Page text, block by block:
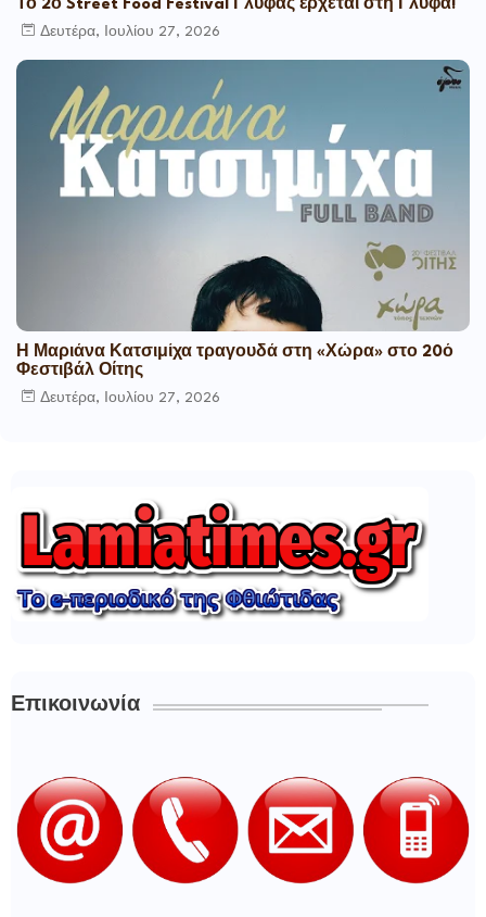
Το 2ο Street Food Festival Γλύφας έρχεται στη Γλύφα!
Δευτέρα, Ιουλίου 27, 2026
Η Μαριάνα Κατσιμίχα τραγουδά στη «Χώρα» στο 20ό
Φεστιβάλ Οίτης
Δευτέρα, Ιουλίου 27, 2026
Επικοινωνία